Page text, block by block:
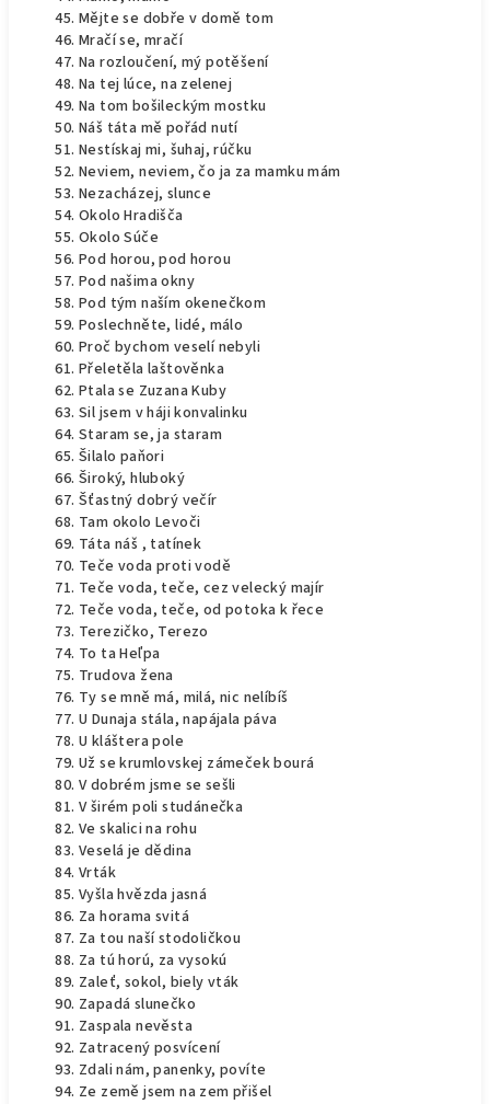
Mějte se dobře v domě tom
Mračí se, mračí
Na rozloučení, mý potěšení
Na tej lúce, na zelenej
Na tom bošileckým mostku
Náš táta mě pořád nutí
Nestískaj mi, šuhaj, rúčku
Neviem, neviem, čo ja za mamku mám
Nezacházej, slunce
Okolo Hradišča
Okolo Súče
Pod horou, pod horou
Pod našima okny
Pod tým naším okenečkom
Poslechněte, lidé, málo
Proč bychom veselí nebyli
Přeletěla laštověnka
Ptala se Zuzana Kuby
Sil jsem v háji konvalinku
Staram se, ja staram
Šilalo paňori
Široký, hluboký
Šťastný dobrý večír
Tam okolo Levoči
Táta náš , tatínek
Teče voda proti vodě
Teče voda, teče, cez velecký majír
Teče voda, teče, od potoka k řece
Terezičko, Terezo
To ta Heľpa
Trudova žena
Ty se mně má, milá, nic nelíbíš
U Dunaja stála, napájala páva
U kláštera pole
Už se krumlovskej zámeček bourá
V dobrém jsme se sešli
V širém poli studánečka
Ve skalici na rohu
Veselá je dědina
Vrták
Vyšla hvězda jasná
Za horama svitá
Za tou naší stodoličkou
Za tú horú, za vysokú
Zaleť, sokol, biely vták
Zapadá slunečko
Zaspala nevěsta
Zatracený posvícení
Zdali nám, panenky, povíte
Ze země jsem na zem přišel